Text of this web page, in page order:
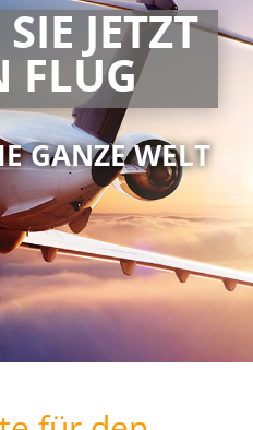
JETZT
FLUG
GANZE WELT